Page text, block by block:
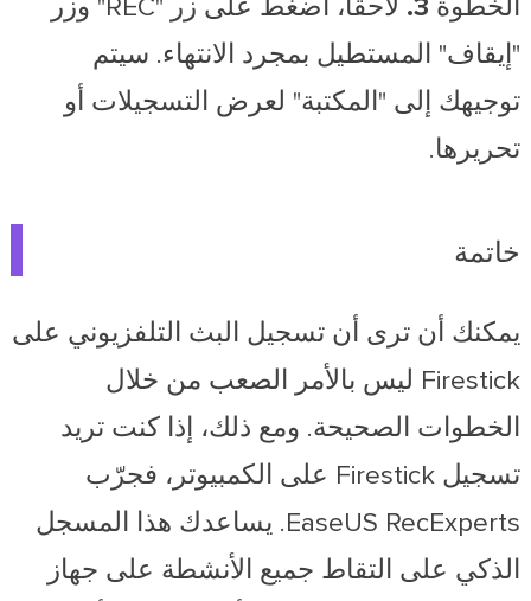
الخطوة 3.
لاحقًا، اضغط على زر "REC" وزر
"إيقاف" المستطيل بمجرد الانتهاء. سيتم
توجيهك إلى "المكتبة" لعرض التسجيلات أو
تحريرها.
خاتمة
يمكنك أن ترى أن تسجيل البث التلفزيوني على
Firestick ليس بالأمر الصعب من خلال
الخطوات الصحيحة. ومع ذلك، إذا كنت تريد
تسجيل Firestick على الكمبيوتر، فجرّب
EaseUS RecExperts. يساعدك هذا المسجل
الذكي على التقاط جميع الأنشطة على جهاز